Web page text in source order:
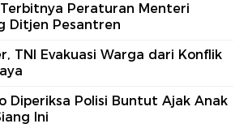
Terbitnya Peraturan Menteri
Ditjen Pesantren
TNI Evakuasi Warga dari Konflik
Diperiksa Polisi Buntut Ajak Anak
Ini